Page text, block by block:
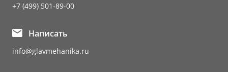
+7 (499) 501-89-00
Написать
info@glavmehanika.ru